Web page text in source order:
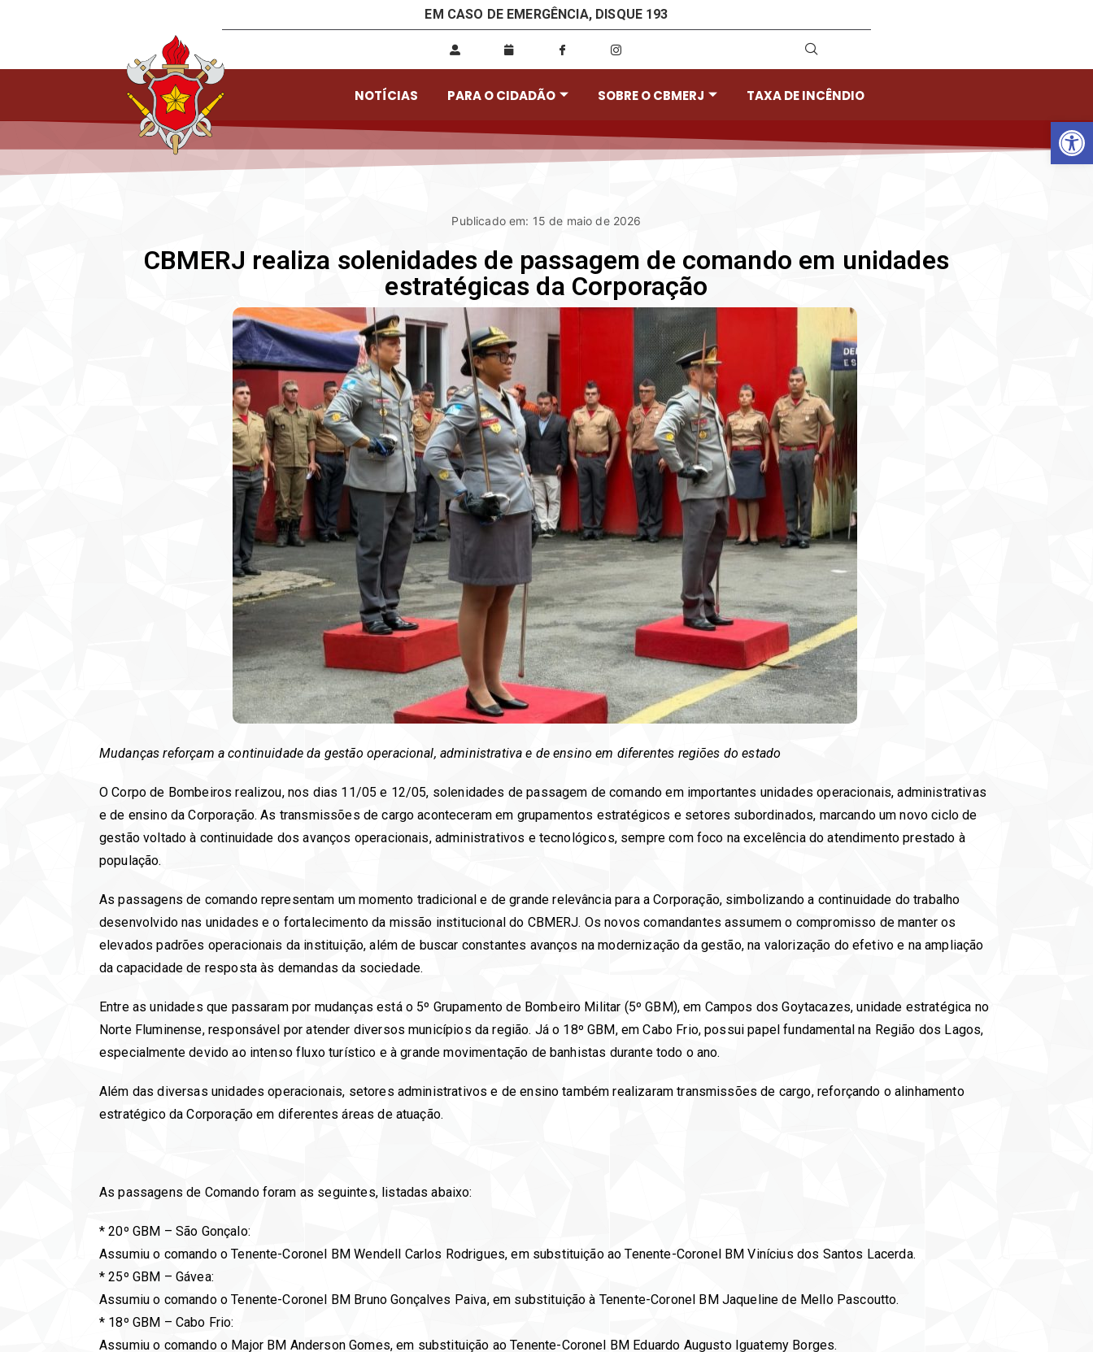
EM CASO DE EMERGÊNCIA, DISQUE 193
NOTÍCIAS PARA O CIDADÃO SOBRE O CBMERJ TAXA DE INCÊNDIO
Publicado em: 15 de maio de 2026
CBMERJ realiza solenidades de passagem de comando em unidades
estratégicas da Corporação
Mudanças reforçam a continuidade da gestão operacional, administrativa e de ensino em diferentes regiões do estado
O Corpo de Bombeiros realizou, nos dias 11/05 e 12/05, solenidades de passagem de comando em importantes unidades operacionais, administrativas
e de ensino da Corporação. As transmissões de cargo aconteceram em grupamentos estratégicos e setores subordinados, marcando um novo ciclo de
gestão voltado à continuidade dos avanços operacionais, administrativos e tecnológicos, sempre com foco na excelência do atendimento prestado à
população.
As passagens de comando representam um momento tradicional e de grande relevância para a Corporação, simbolizando a continuidade do trabalho
desenvolvido nas unidades e o fortalecimento da missão institucional do CBMERJ. Os novos comandantes assumem o compromisso de manter os
elevados padrões operacionais da instituição, além de buscar constantes avanços na modernização da gestão, na valorização do efetivo e na ampliação
da capacidade de resposta às demandas da sociedade.
Entre as unidades que passaram por mudanças está o 5º Grupamento de Bombeiro Militar (5º GBM), em Campos dos Goytacazes, unidade estratégica no
Norte Fluminense, responsável por atender diversos municípios da região. Já o 18º GBM, em Cabo Frio, possui papel fundamental na Região dos Lagos,
especialmente devido ao intenso fluxo turístico e à grande movimentação de banhistas durante todo o ano.
Além das diversas unidades operacionais, setores administrativos e de ensino também realizaram transmissões de cargo, reforçando o alinhamento
estratégico da Corporação em diferentes áreas de atuação.
As passagens de Comando foram as seguintes, listadas abaixo:
* 20º GBM – São Gonçalo:
Assumiu o comando o Tenente-Coronel BM Wendell Carlos Rodrigues, em substituição ao Tenente-Coronel BM Vinícius dos Santos Lacerda.
* 25º GBM – Gávea:
Assumiu o comando o Tenente-Coronel BM Bruno Gonçalves Paiva, em substituição à Tenente-Coronel BM Jaqueline de Mello Pascoutto.
* 18º GBM – Cabo Frio:
Assumiu o comando o Major BM Anderson Gomes, em substituição ao Tenente-Coronel BM Eduardo Augusto Iguatemy Borges.